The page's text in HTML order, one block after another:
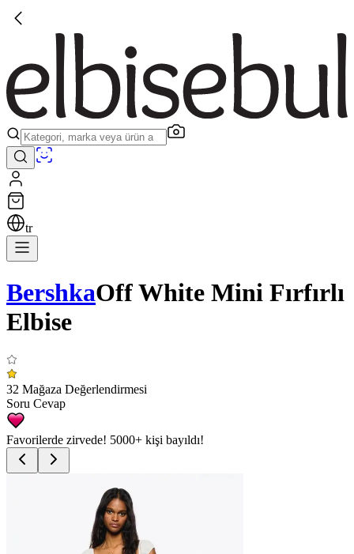
tr
BershkaOff White Mini Fırfırlı
Elbise
32 Mağaza Değerlendirmesi
Soru Cevap
Favorilerde zirvede! 5000+ kişi bayıldı!